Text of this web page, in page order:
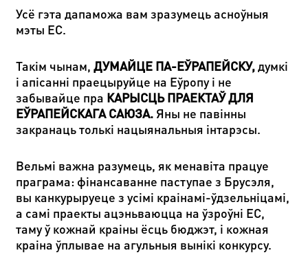
Усё гэта дапаможа вам зразумець асноўныя
мэты ЕС.
Такім чынам,ДУМАЙЦЕ ПА-ЕЎРАПЕЙСКУ,думкі
і апісанні праецыруйце на Еўропу і не
забывайце пра КАРЫСЦЬ ПРАЕКТАЎ ДЛЯ
ЕЎРАПЕЙСКАГА САЮЗА. Яны не павінны
закранаць толькі нацыянальныя інтарэсы.
Вельмі важна разумець, як менавіта працуе
праграма: фінансаванне паступае з Брусэля,
вы канкурыруеце з усімі краінамі-ўдзельніцамі,
а самі праекты ацэньваюцца на ўзроўні ЕС,
таму ў кожнай краіны ёсць бюджэт, і кожная
краіна ўплывае на агульныя вынікі конкурсу.